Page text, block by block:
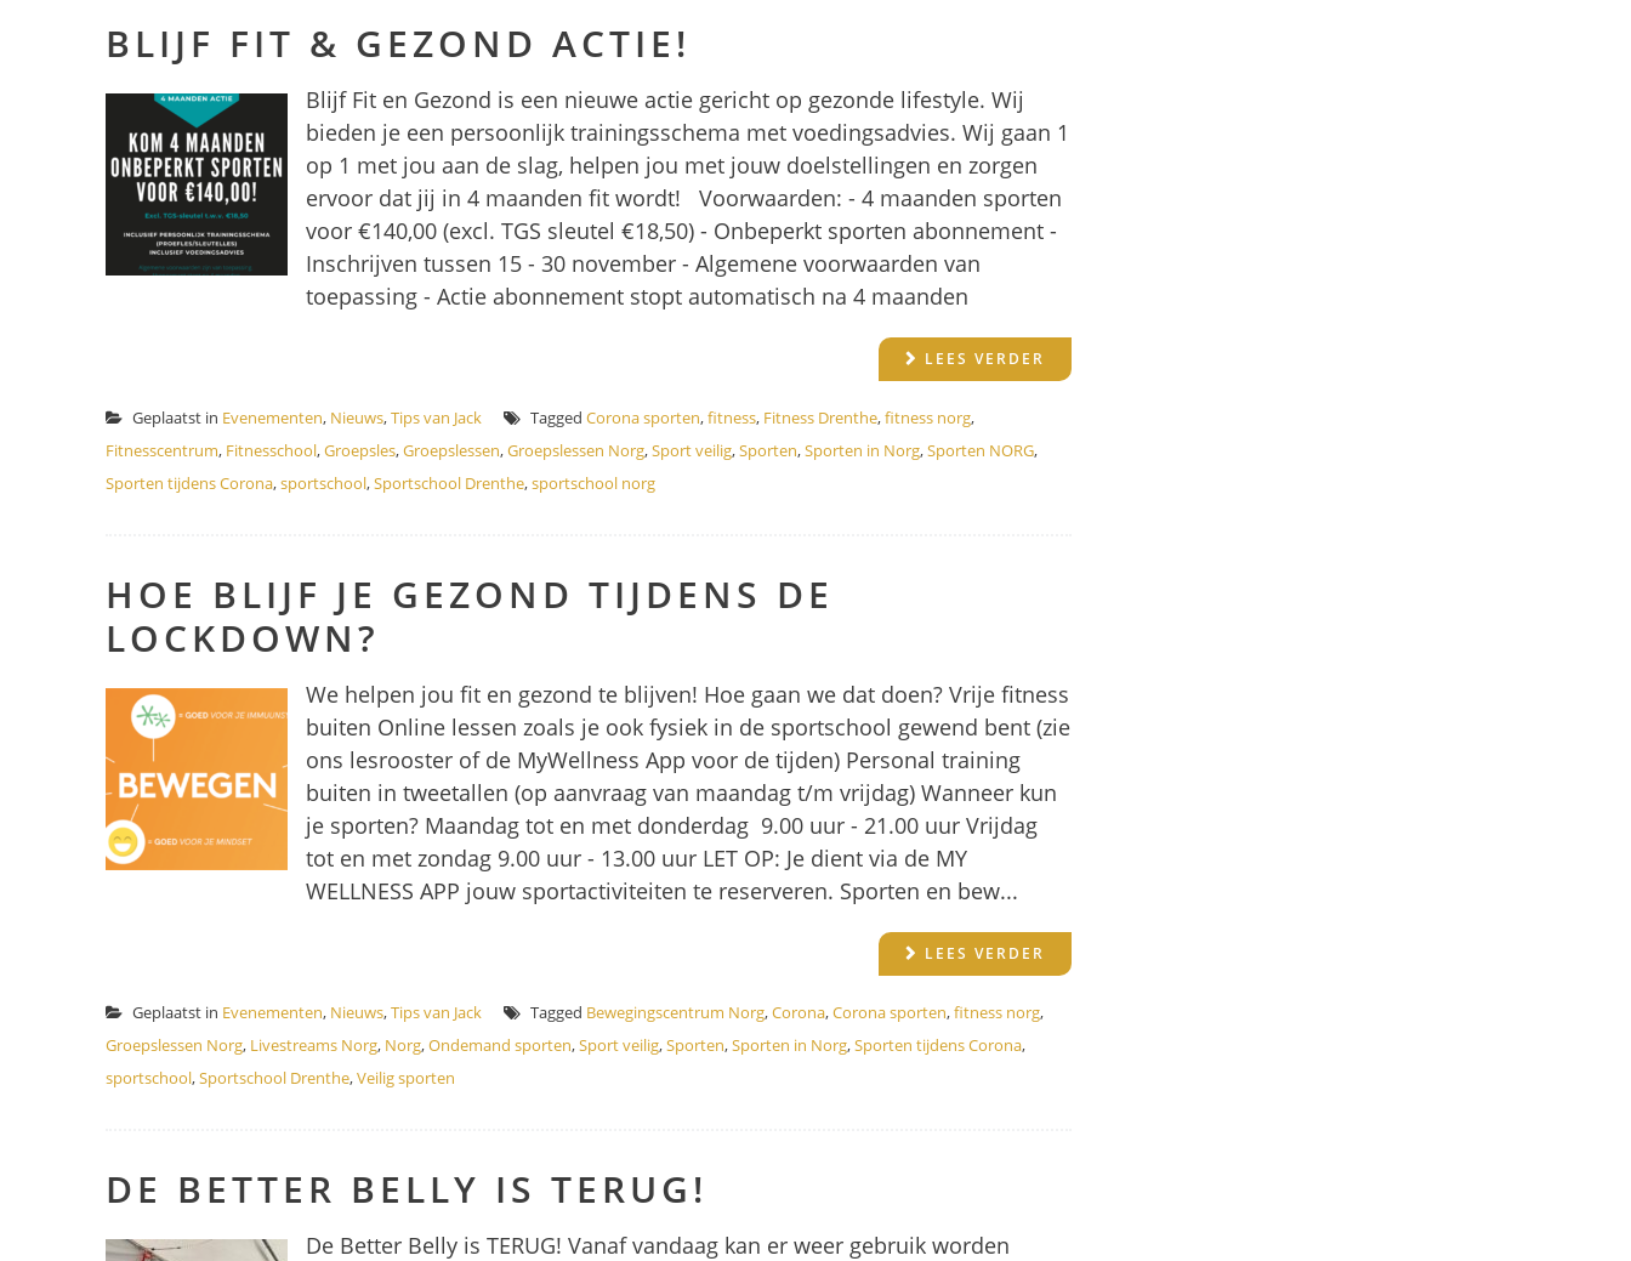
BLIJF FIT & GEZOND ACTIE!
Blijf Fit en Gezond is een nieuwe actie gericht op gezonde lifestyle. Wij
bieden je een persoonlijk trainingsschema met voedingsadvies. Wij gaan 1
op 1 met jou aan de slag, helpen jou met jouw doelstellingen en zorgen
ervoor dat jij in 4 maanden fit wordt! Voorwaarden: - 4 maanden sporten
voor €140,00 (excl. TGS sleutel €18,50) - Onbeperkt sporten abonnement -
Inschrijven tussen 15 - 30 november - Algemene voorwaarden van
toepassing - Actie abonnement stopt automatisch na 4 maanden
LEES VERDER
Geplaatst in Evenementen, Nieuws,Tips van Jack Tagged Corona sporten,fitness, Fitness Drenthe,fitness norg,
Fitnesscentrum, Fitnesschool,Groepsles,Groepslessen,Groepslessen Norg,Sport veilig,Sporten,Sporten in Norg,Sporten NORG,
Sporten tijdens Corona,sportschool,Sportschool Drenthe,sportschool norg
HOE BLIJF JE GEZOND TIJDENS DE
LOCKDOWN?
We helpen jou fit en gezond te blijven! Hoe gaan we dat doen? Vrije fitness
buiten Online lessen zoals je ook fysiek in de sportschool gewend bent (zie
ons lesrooster of de MyWellness App voor de tijden) Personal training
buiten in tweetallen (op aanvraag van maandag t/m vrijdag) Wanneer kun
je sporten? Maandag tot en met donderdag 9.00 uur - 21.00 uur Vrijdag
tot en met zondag 9.00 uur - 13.00 uur LET OP: Je dient via de MY
WELLNESS APP jouw sportactiviteiten te reserveren. Sporten en bew...
LEES VERDER
Geplaatst in Evenementen, Nieuws,Tips van Jack Tagged Bewegingscentrum Norg,Corona,Corona sporten,fitness norg,
Groepslessen Norg, Livestreams Norg, Norg,Ondemand sporten,Sport veilig,Sporten,Sporten in Norg,Sporten tijdens Corona,
sportschool,Sportschool Drenthe,Veilig sporten
DE BETTER BELLY IS TERUG!
De Better Belly is TERUG! Vanaf vandaag kan er weer gebruik worden